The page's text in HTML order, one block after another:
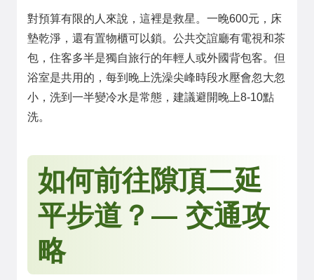
對預算有限的人來說，這裡是救星。一晚600元，床
墊乾淨，還有置物櫃可以鎖。公共交誼廳有電視和茶
包，住客多半是獨自旅行的年輕人或外國背包客。但
浴室是共用的，每到晚上洗澡尖峰時段水壓會忽大忽
小，洗到一半變冷水是常態，建議避開晚上8-10點
洗。
如何前往隙頂二延
平步道？— 交通攻
略